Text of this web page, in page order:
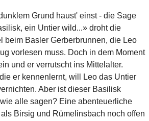
Grund haust' einst - die Sage
ein Untier wild...» droht die
beim Basler Gerberbrunnen, die Leo
vorlesen muss. Doch in dem Moment
und er verrutscht ins Mittelalter.
er kennenlernt, will Leo das Untier
Aber ist dieser Basilisk
alle sagen? Eine abenteuerliche
Birsig und Rümelinsbach noch offen